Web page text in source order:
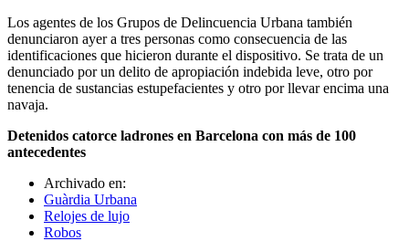
Los agentes de los Grupos de Delincuencia Urbana también
denunciaron ayer a tres personas como consecuencia de las
identificaciones que hicieron durante el dispositivo. Se trata de un
denunciado por un delito de apropiación indebida leve, otro por
tenencia de sustancias estupefacientes y otro por llevar encima una
navaja.
Detenidos catorce ladrones en Barcelona con más de 100
antecedentes
Archivado en:
Guàrdia Urbana
Relojes de lujo
Robos